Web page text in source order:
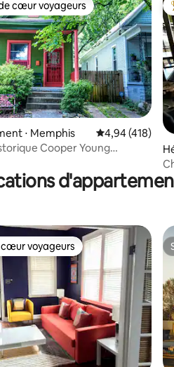
base de 189 commentaires : 4,84
cœur voyageurs les plus appréciés
cœur voyageurs
⋅ Memphis Évaluation
4,94 (418)
Cooper Young
voyageurs
voyageurs